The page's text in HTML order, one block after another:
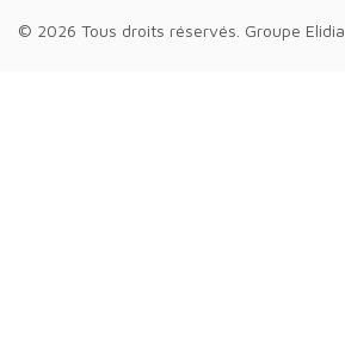
© 2026 Tous droits réservés. Groupe Elidia